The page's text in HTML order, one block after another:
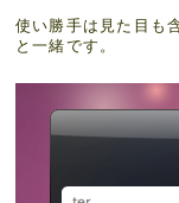
使い勝手は見た目も
と一緒です。